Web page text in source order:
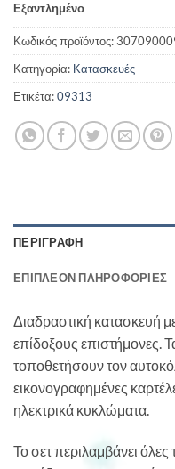
Εξαντλημένο
Κωδικός προϊόντος:
Κατηγορία: Κατασκευές
Ετικέτα:09313
ΠΕΡΙΓΡΑΦΉ
ΕΠΙΠΛΈΟΝ ΠΛΗΡΟΦΟΡΊΕΣ
Διαδραστική κατασκευή
επίδοξους επιστήμονες.
τοποθετήσουν τον
εικονογραφημένες
ηλεκτρικά κυκλώματα.
Το σετ περιλαμβάνει όλες